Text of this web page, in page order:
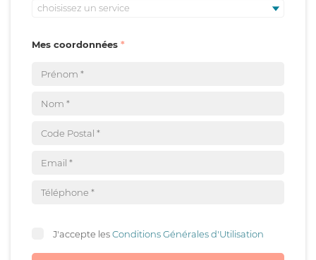
choisissez un service
Mes coordonnées
J'accepte lesConditions Générales d'Utilisation